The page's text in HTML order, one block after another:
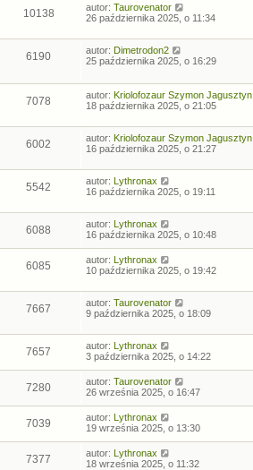
10138 autor: Taurovenator
26 października 2025, o 11:34
6190 autor: Dimetrodon2
25 października 2025, o 16:29
7078 autor: Kriolofozaur Szymon Jagusztyn
18 października 2025, o 21:05
6002 autor: Kriolofozaur Szymon Jagusztyn
16 października 2025, o 21:27
5542 autor: Lythronax
16 października 2025, o 19:11
6088 autor: Lythronax
16 października 2025, o 10:48
6085 autor: Lythronax
10 października 2025, o 19:42
7667 autor: Taurovenator
9 października 2025, o 18:09
7657 autor: Lythronax
3 października 2025, o 14:22
7280 autor: Taurovenator
26 września 2025, o 16:47
7039 autor: Lythronax
19 września 2025, o 13:30
7377 autor: Lythronax
18 września 2025, o 11:32